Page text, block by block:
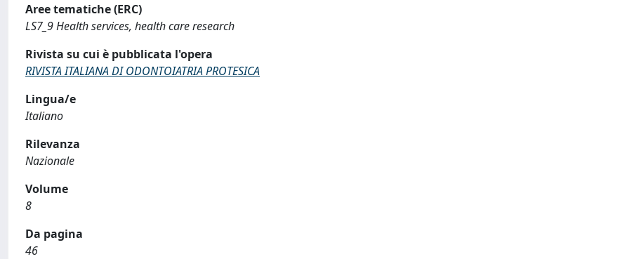
Aree tematiche (ERC)
LS7_9 Health services, health care research
Rivista su cui è pubblicata l'opera
RIVISTA ITALIANA DI ODONTOIATRIA PROTESICA
Lingua/e
Italiano
Rilevanza
Nazionale
Volume
8
Da pagina
46